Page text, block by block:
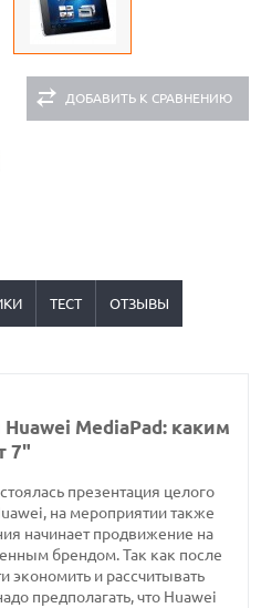
ДОБАВИТЬ К СРАВНЕНИЮ
ТЕСТ ОТЗЫВЫ
MediaPad: каким
7"
презентация целого
на мероприятии также
начинает продвижение на
брендом. Так как после
экономить и рассчитывать
предполагать, что Huawei